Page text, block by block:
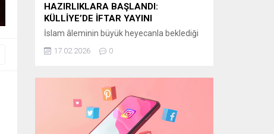
HAZIRLIKLARA BAŞLANDI:
KÜLLİYE’DE İFTAR YAYINI
İslam âleminin büyük heyecanla beklediği
ekranlara taşınıyor. Kanal D, iftar saatlerinin
programıyla izleyiciyle buluşturmaya
hazırlanıyor. CAM STÜDYO KURULUYOR
“Bir Ramazan Akşamı” için
Cumhurbaşkanlığı Külliyesi yerleşkesinde
bulunan Beştepe Millet Camii avlusuna
17.02.2026 0